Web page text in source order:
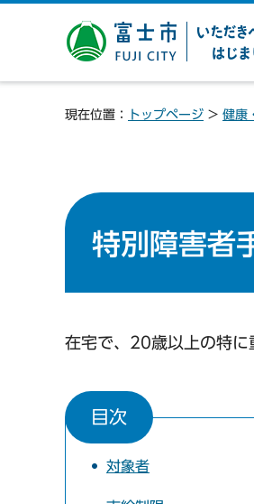
富士市 いただきへの
じまり
現在位置： トップページ > 健康
特別障害者
在宅で、20歳以上の特に
目次
対象者